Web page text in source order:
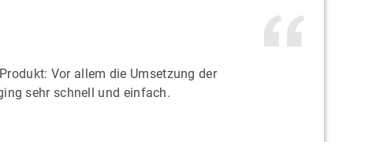
Vor allem die Umsetzung der
sehr schnell und einfach.